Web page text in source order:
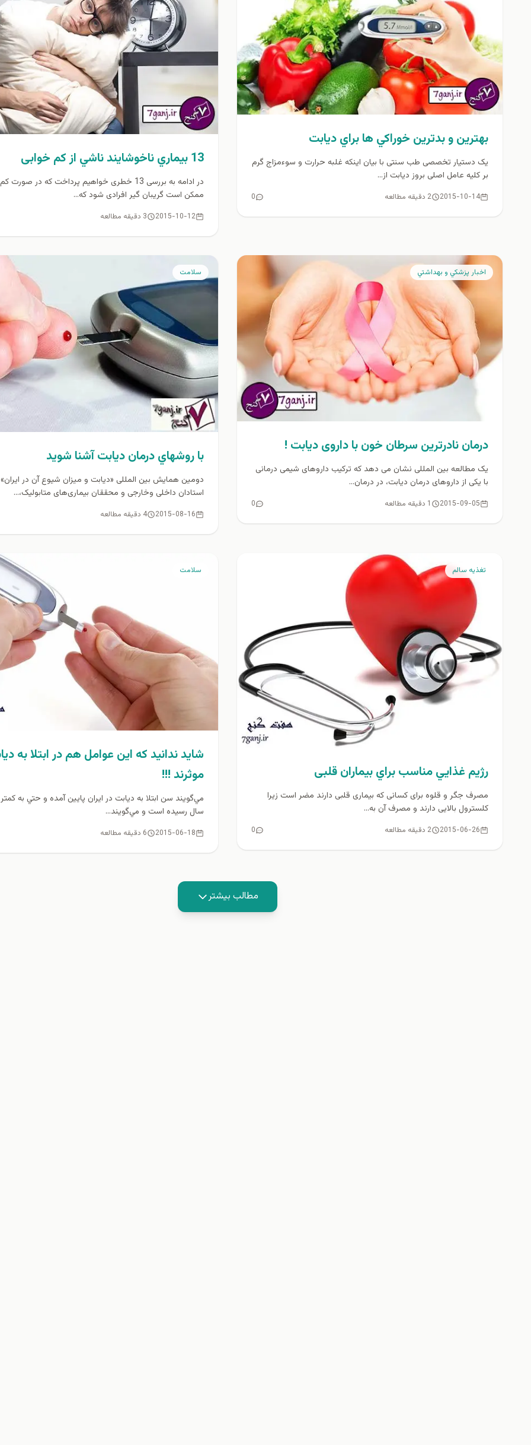
بهترين و بدترين خوراكي ها براي ديابت
یک دستیار تخصصی طب سنتی با بیان اینکه غلبه حرارت و سوءمزاج گرم
بر کلیه عامل اصلی بروز دیابت از...
2015-10-14 2 دقیقه مطالعه 0
13 بيماري ناخوشایند ناشي از کم خوابی
در ادامه به بررسی 13 خطری خواهیم پرداخت که در
ممکن است گریبان گیر افرادی شود که...
2015-10-12 3 دقیقه مطالعه
اخبار پزشكي و بهداشتي
درمان نادرترین سرطان خون با داروی دیابت !
یک مطالعه بین المللی نشان می دهد که ترکیب داروهای شیمی درمانی
با یکی از داروهای درمان دیابت، در درمان...
2015-09-05 1 دقیقه مطالعه 0
سلامت
با روشهاي درمان ديابت آشنا شويد
دومین همایش بین المللی «دیابت و میزان شیوع آن در
استادان داخلی وخارجی و محققان بیماری‌های متابولیک،...
2015-08-16 4 دقیقه مطالعه
تغذيه سالم
رژيم غذايي مناسب براي بيماران قلبی
مصرف جگر و قلوه برای کسانی که بیماری قلبی دارند مضر است زیرا
کلسترول بالایی دارند و مصرف آن به...
2015-06-26 2 دقیقه مطالعه 0
سلامت
شايد ندانيد كه اين عوامل هم در ابتلا به
موثرند !!!
سال رسيده است و مي‌گويند...
2015-06-18 6 دقیقه مطالعه
مطالب بیشتر